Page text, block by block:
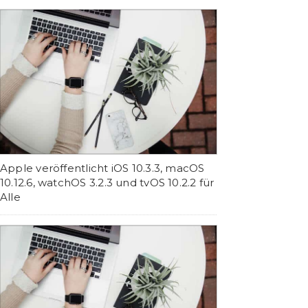
Apple veröffentlicht iOS 10.3.3, macOS
10.12.6, watchOS 3.2.3 und tvOS 10.2.2 für
Alle